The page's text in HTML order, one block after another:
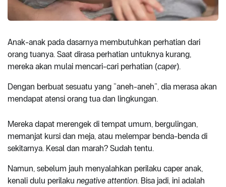
Anak-anak pada dasarnya membutuhkan perhatian dari
orang tuanya. Saat dirasa perhatian untuknya kurang,
mereka akan mulai mencari-cari perhatian (caper).
Dengan berbuat sesuatu yang “aneh-aneh”, dia merasa akan
mendapat atensi orang tua dan lingkungan.
Mereka dapat merengek di tempat umum, bergulingan,
memanjat kursi dan meja, atau melempar benda-benda di
sekitarnya. Kesal dan marah? Sudah tentu.
Namun, sebelum jauh menyalahkan perilaku caper anak,
kenali dulu perilaku negative attention. Bisa jadi, ini adalah